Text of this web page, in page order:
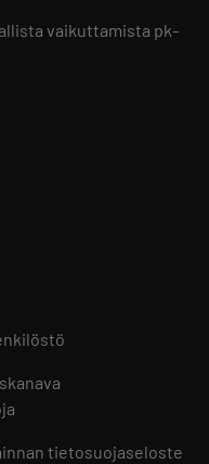
vaikuttamista pk-
tietosuojaseloste